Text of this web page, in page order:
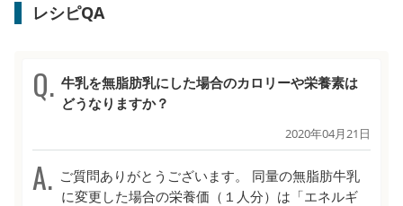
レシピQA
牛乳を無脂肪乳にした場合のカロリーや栄養素は
どうなりますか？
2020年04月21日
ご質問ありがとうございます。 同量の無脂肪牛乳
に変更した場合の栄養価（１人分）は「エネルギ